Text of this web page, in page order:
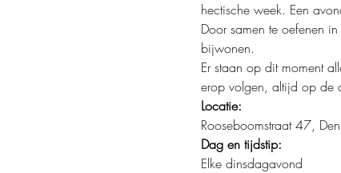
hectische week. Een
Door samen te oefenen
bijwonen.
Er staan op dit moment
erop volgen, altijd op de
Locatie:
Rooseboomstraat 47,
Dag en tijdstip:
Elke dinsdagavond